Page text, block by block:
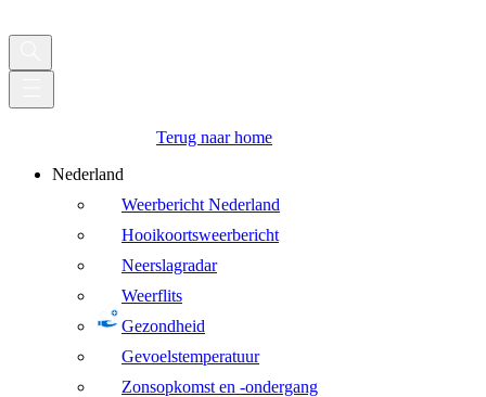
Terug naar home
Nederland
Weerbericht Nederland
Hooikoortsweerbericht
Neerslagradar
Weerflits
Gezondheid
Gevoelstemperatuur
Zonsopkomst en -ondergang